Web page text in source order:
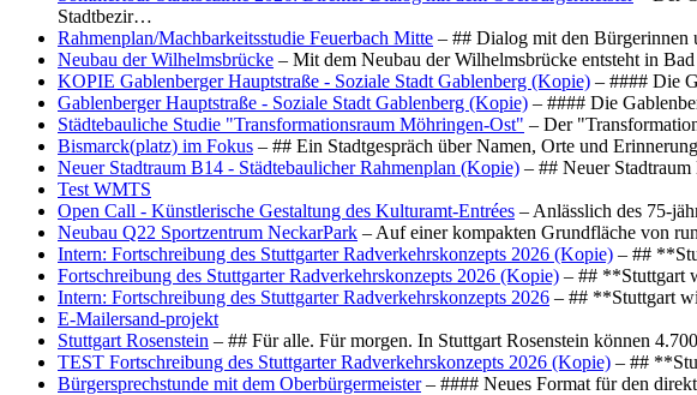
Stadtbezir…
Rahmenplan/Machbarkeitsstudie Feuerbach Mitte – ## Dialog mit den Bürgerinnen
Neubau der Wilhelmsbrücke – Mit dem Neubau der Wilhelmsbrücke entsteht in
KOPIE Gablenberger Hauptstraße - Soziale Stadt Gablenberg (Kopie) – #### Die
Gablenberger Hauptstraße - Soziale Stadt Gablenberg (Kopie) – #### Die
Städtebauliche Studie "Transformationsraum Möhringen-Ost" – Der
Bismarck(platz) im Fokus – ## Ein Stadtgespräch über Namen, Orte und
Neuer Stadtraum B14 - Städtebaulicher Rahmenplan (Kopie) – ## Neuer
Test WMTS
Open Call - Künstlerische Gestaltung des Kulturamt-Entrées – Anlässlich des 75-
Neubau Q22 Sportzentrum NeckarPark – Auf einer kompakten Grundfläche von
Intern: Fortschreibung des Stuttgarter Radverkehrskonzepts 2026 (Kopie) – ##
Fortschreibung des Stuttgarter Radverkehrskonzepts 2026 (Kopie) – ## **Stuttgart
Intern: Fortschreibung des Stuttgarter Radverkehrskonzepts 2026 – ## **Stuttgart
E-Mailersand-projekt
Stuttgart Rosenstein – ## Für alle. Für morgen. In Stuttgart Rosenstein können
TEST Fortschreibung des Stuttgarter Radverkehrskonzepts 2026 (Kopie) – ##
Bürgersprechstunde mit dem Oberbürgermeister– #### Neues Format für den